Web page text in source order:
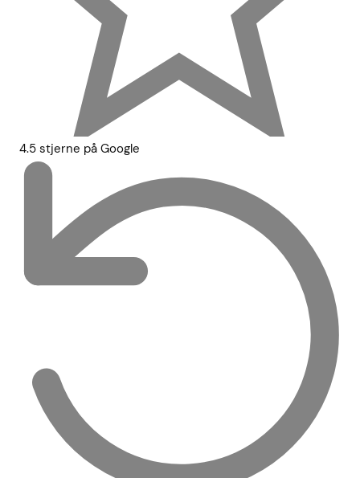
4.5 stjerne på Google